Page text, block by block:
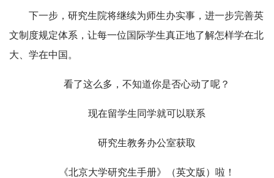
下一步，研究生院将继续为师生办实事，进一步完善英
文制度规定体系，让每一位国际学生真正地了解怎样学在北
大、学在中国。
看了这么多，不知道你是否心动了呢？
现在留学生同学就可以联系
研究生教务办公室获取
《北京大学研究生手册》（英文版）啦！